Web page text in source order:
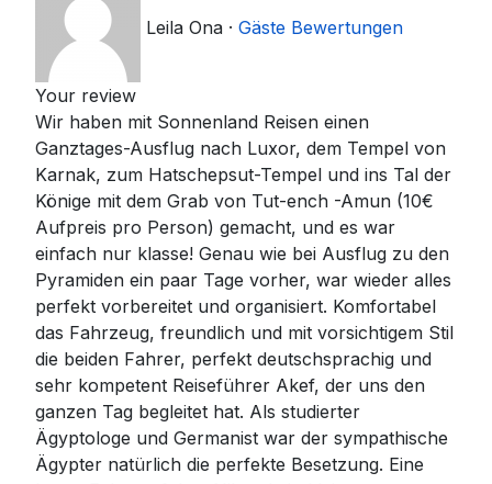
Leila Ona · Gäste Bewertungen
Your review
Wir haben mit Sonnenland Reisen einen
Ganztages-Ausflug nach Luxor, dem Tempel von
Karnak, zum Hatschepsut-Tempel und ins Tal der
Könige mit dem Grab von Tut-ench -Amun (10€
Aufpreis pro Person) gemacht, und es war
einfach nur klasse! Genau wie bei Ausflug zu den
Pyramiden ein paar Tage vorher, war wieder alles
perfekt vorbereitet und organisiert. Komfortabel
das Fahrzeug, freundlich und mit vorsichtigem Stil
die beiden Fahrer, perfekt deutschsprachig und
sehr kompetent Reiseführer Akef, der uns den
ganzen Tag begleitet hat. Als studierter
Ägyptologe und Germanist war der sympathische
Ägypter natürlich die perfekte Besetzung. Eine